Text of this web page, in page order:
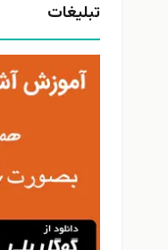
تبلیغات